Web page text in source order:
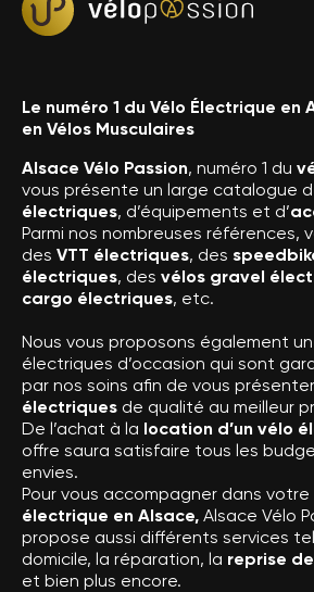
Le numéro 1 du Vélo Électrique en
en Vélos Musculaires
Alsace Vélo Passion, numéro 1 du
vous présente un large catalogue
électriques, d’équipements et d’
Parmi nos nombreuses références,
des VTT électriques, des
électriques, des vélos gravel
cargo électriques, etc.
Nous vous proposons également
électriques d’occasion qui sont
par nos soins afin de vous
électriques de qualité au meilleur
De l’achat à la location d’un vélo
offre saura satisfaire tous les
envies.
Pour vous accompagner dans votre
électrique en Alsace, Alsace Vélo
propose aussi différents services
domicile, la réparation, la reprise
et bien plus encore.